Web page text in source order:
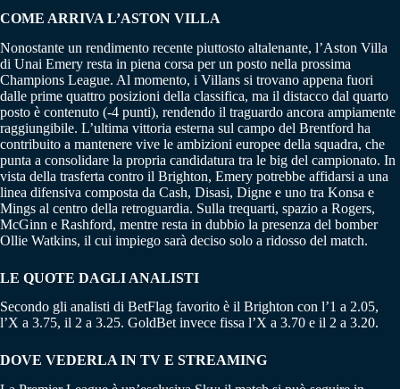
COME ARRIVA L’ASTON VILLA
Nonostante un rendimento recente piuttosto altalenante, l’Aston Villa
di Unai Emery resta in piena corsa per un posto nella prossima
Champions League. Al momento, i Villans si trovano appena fuori
dalle prime quattro posizioni della classifica, ma il distacco dal quarto
posto è contenuto (-4 punti), rendendo il traguardo ancora ampiamente
raggiungibile. L’ultima vittoria esterna sul campo del Brentford ha
contribuito a mantenere vive le ambizioni europee della squadra, che
punta a consolidare la propria candidatura tra le big del campionato. In
vista della trasferta contro il Brighton, Emery potrebbe affidarsi a una
linea difensiva composta da Cash, Disasi, Digne e uno tra Konsa e
Mings al centro della retroguardia. Sulla trequarti, spazio a Rogers,
McGinn e Rashford, mentre resta in dubbio la presenza del bomber
Ollie Watkins, il cui impiego sarà deciso solo a ridosso del match.
LE QUOTE DAGLI ANALISTI
Secondo gli analisti di BetFlag favorito è il Brighton con l’1 a 2.05,
l’X a 3.75, il 2 a 3.25. GoldBet invece fissa l’X a 3.70 e il 2 a 3.20.
DOVE VEDERLA IN TV E STREAMING